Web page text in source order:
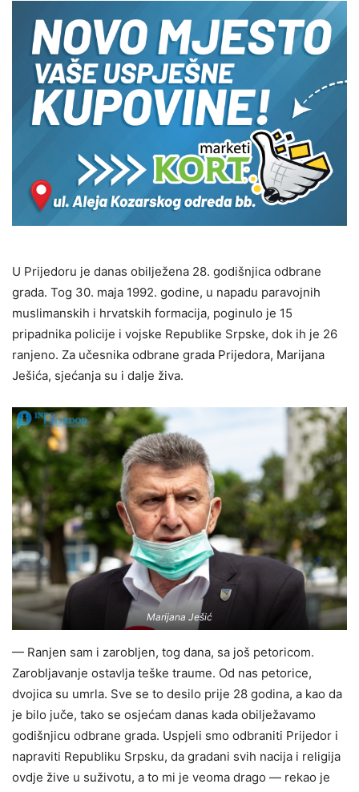
U Prijedoru je danas obilježena 28. godišnjica odbrane
grada. Tog 30. maja 1992. godine, u napadu paravojnih
muslimanskih i hrvatskih formacija, poginulo je 15
pripadnika policije i vojske Republike Srpske, dok ih je 26
ranjeno. Za učesnika odbrane grada Prijedora, Marijana
Ješića, sjećanja su i dalje živa.
Marijana Ješić
— Ranjen sam i zarobljen, tog dana, sa još petoricom.
Zarobljavanje ostavlja teške traume. Od nas petorice,
dvojica su umrla. Sve se to desilo prije 28 godina, a kao da
je bilo juče, tako se osjećam danas kada obilježavamo
godišnjicu odbrane grada. Uspjeli smo odbraniti Prijedor i
napraviti Republiku Srpsku, da gradani svih nacija i religija
ovdje žive u suživotu, a to mi je veoma drago — rekao je